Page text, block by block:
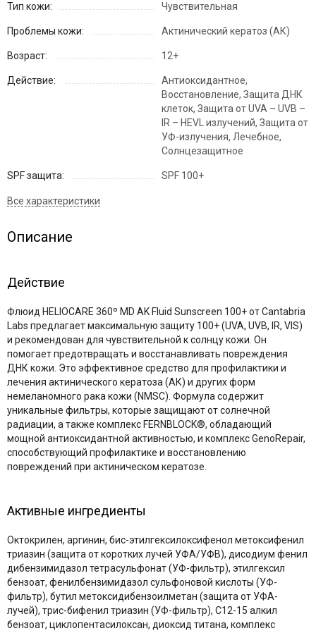
Тип кожи: Чувствительная
Проблемы кожи: Актинический кератоз (АК)
Возраст: 12+
Действие:
Антиоксидантное,
Восстановление, Защита ДНК
клеток, Защита от UVA – UVB –
IR – HEVL излучений, Защита от
УФ-излучения, Лечебное,
Солнцезащитное
SPF защита: SPF 100+
Описание
Действие
Флюид HELIOCARE 360º MD AK Fluid Sunscreen 100+ от Cantabria
Labs предлагает максимальную защиту 100+ (UVA, UVB, IR, VIS)
и рекомендован для чувствительной к солнцу кожи. Он
помогает предотвращать и восстанавливать повреждения
ДНК кожи. Это эффективное средство для профилактики и
лечения актинического кератоза (АК) и других форм
немеланомного рака кожи (NMSC). Формула содержит
уникальные фильтры, которые защищают от солнечной
радиации, а также комплекс FERNBLOCK®, обладающий
мощной антиоксидантной активностью, и комплекс GenoRepair,
способствующий профилактике и восстановлению
повреждений при актиническом кератозе.
Активные ингредиенты
Октокрилен, аргинин, бис-этилгексилоксифенол метоксифенил
триазин (защита от коротких лучей УФА/УФВ), дисодиум фенил
дибензимидазол тетрасульфонат (УФ-фильтр), этилгексил
бензоат, фенилбензимидазол сульфоновой кислоты (УФ-
фильтр), бутил метоксидибензоилметан (защита от УФА-
лучей), трис-бифенил триазин (УФ-фильтр), С12-15 алкил
бензоат, циклопентасилоксан, диоксид титана, комплекс